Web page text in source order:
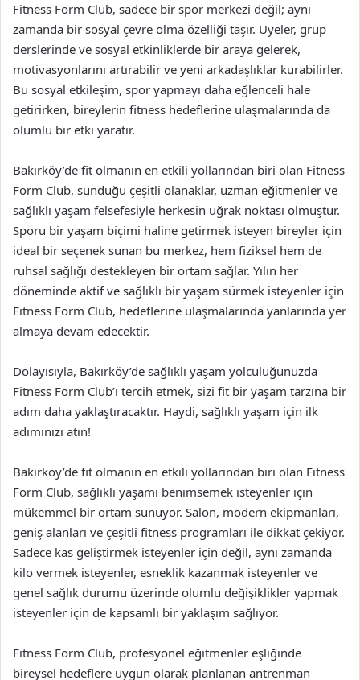
Fitness Form Club, sadece bir spor merkezi değil; aynı
zamanda bir sosyal çevre olma özelliği taşır. Üyeler, grup
derslerinde ve sosyal etkinliklerde bir araya gelerek,
motivasyonlarını artırabilir ve yeni arkadaşlıklar kurabilirler.
Bu sosyal etkileşim, spor yapmayı daha eğlenceli hale
getirirken, bireylerin fitness hedeflerine ulaşmalarında da
olumlu bir etki yaratır.
Bakırköy’de fit olmanın en etkili yollarından biri olan Fitness
Form Club, sunduğu çeşitli olanaklar, uzman eğitmenler ve
sağlıklı yaşam felsefesiyle herkesin uğrak noktası olmuştur.
Sporu bir yaşam biçimi haline getirmek isteyen bireyler için
ideal bir seçenek sunan bu merkez, hem fiziksel hem de
ruhsal sağlığı destekleyen bir ortam sağlar. Yılın her
döneminde aktif ve sağlıklı bir yaşam sürmek isteyenler için
Fitness Form Club, hedeflerine ulaşmalarında yanlarında yer
almaya devam edecektir.
Dolayısıyla, Bakırköy’de sağlıklı yaşam yolculuğunuzda
Fitness Form Club’ı tercih etmek, sizi fit bir yaşam tarzına bir
adım daha yaklaştıracaktır. Haydi, sağlıklı yaşam için ilk
adımınızı atın!
Bakırköy’de fit olmanın en etkili yollarından biri olan Fitness
Form Club, sağlıklı yaşamı benimsemek isteyenler için
mükemmel bir ortam sunuyor. Salon, modern ekipmanları,
geniş alanları ve çeşitli fitness programları ile dikkat çekiyor.
Sadece kas geliştirmek isteyenler için değil, aynı zamanda
kilo vermek isteyenler, esneklik kazanmak isteyenler ve
genel sağlık durumu üzerinde olumlu değişiklikler yapmak
isteyenler için de kapsamlı bir yaklaşım sağlıyor.
Fitness Form Club, profesyonel eğitmenler eşliğinde
bireysel hedeflere uygun olarak planlanan antrenman